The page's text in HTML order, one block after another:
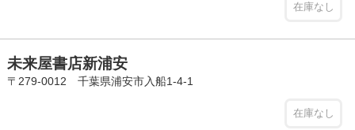
在庫なし
未来屋書店新浦安
〒279-0012 千葉県浦安市入船1-4-1
在庫なし